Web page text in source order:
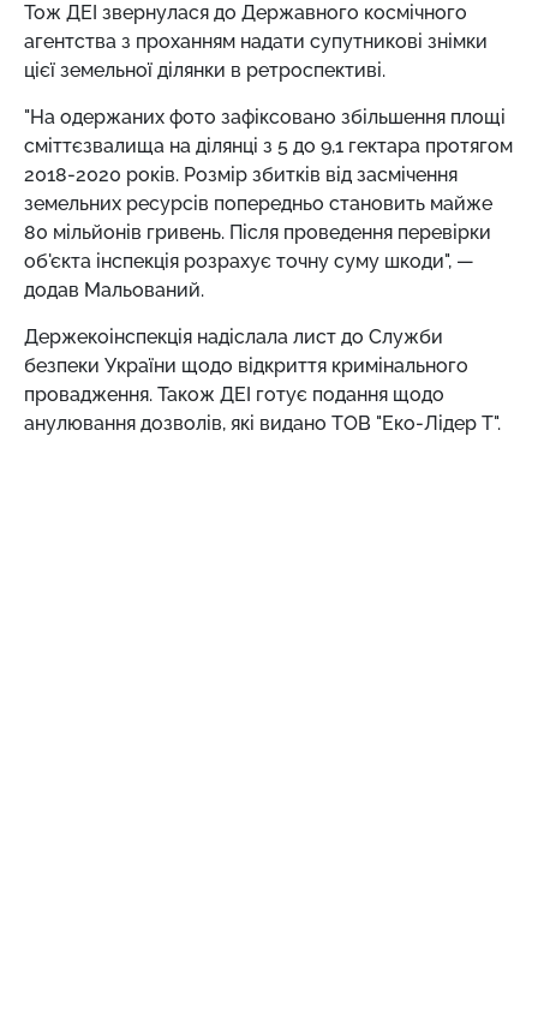
Тож ДЕІ звернулася до Державного космічного
агентства з проханням надати супутникові знімки
цієї земельної ділянки в ретроспективі.
"На одержаних фото зафіксовано збільшення площі
сміттєзвалища на ділянці з 5 до 9,1 гектара протягом
2018-2020 років. Розмір збитків від засмічення
земельних ресурсів попередньо становить майже
80 мільйонів гривень. Після проведення перевірки
об'єкта інспекція розрахує точну суму шкоди", —
додав Мальований.
Держекоінспекція надіслала лист до Служби
безпеки України щодо відкриття кримінального
провадження. Також ДЕІ готує подання щодо
анулювання дозволів, які видано ТОВ "Еко-Лідер Т".